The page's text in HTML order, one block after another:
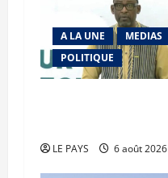
A LA UNE
MEDIAS
POLITIQUE
LE PAYS 6 août 2026